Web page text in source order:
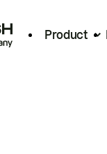
Product